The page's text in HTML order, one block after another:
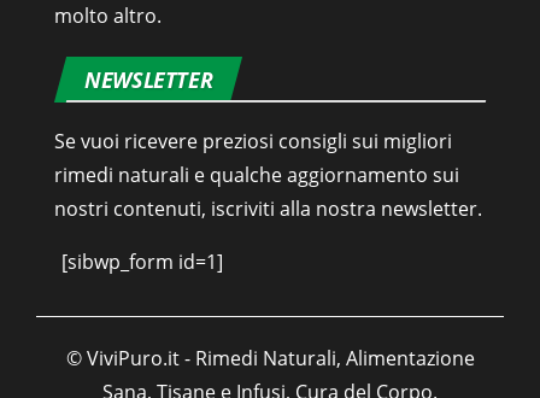
molto altro.
NEWSLETTER
Se vuoi ricevere preziosi consigli sui migliori
rimedi naturali e qualche aggiornamento sui
nostri contenuti, iscriviti alla nostra newsletter.
[sibwp_form id=1]
© ViviPuro.it - Rimedi Naturali, Alimentazione
Sana, Tisane e Infusi, Cura del Corpo.